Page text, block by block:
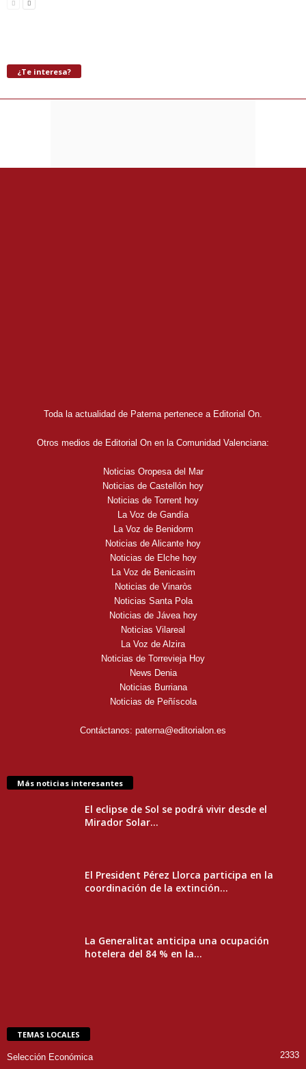
¿Te interesa?
Toda la actualidad de Paterna pertenece a Editorial On.
Otros medios de Editorial On en la Comunidad Valenciana:
Noticias Oropesa del Mar
Noticias de Castellón hoy
Noticias de Torrent hoy
La Voz de Gandía
La Voz de Benidorm
Noticias de Alicante hoy
Noticias de Elche hoy
La Voz de Benicasim
Noticias de Vinaròs
Noticias Santa Pola
Noticias de Jávea hoy
Noticias Vilareal
La Voz de Alzira
Noticias de Torrevieja Hoy
News Denia
Noticias Burriana
Noticias de Peñíscola
Contáctanos: paterna@editorialon.es
Más noticias interesantes
El eclipse de Sol se podrá vivir desde el
Mirador Solar...
El President Pérez Llorca participa en la
coordinación de la extinción...
La Generalitat anticipa una ocupación
hotelera del 84 % en la...
TEMAS LOCALES
Selección Económica 2333